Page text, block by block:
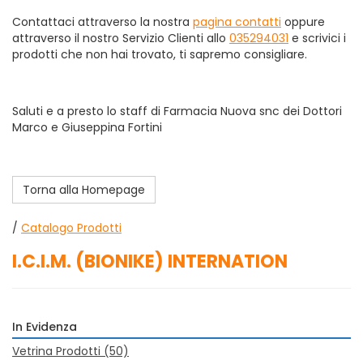
Contattaci attraverso la nostra pagina contatti oppure
attraverso il nostro Servizio Clienti allo 035294031 e scrivici i
prodotti che non hai trovato, ti sapremo consigliare.
Saluti e a presto lo staff di Farmacia Nuova snc dei Dottori
Marco e Giuseppina Fortini
Torna alla Homepage
/ Catalogo Prodotti
I.C.I.M. (BIONIKE) INTERNATION
In Evidenza
Vetrina Prodotti (50)